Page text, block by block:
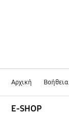
Αρχική
E-SHOP